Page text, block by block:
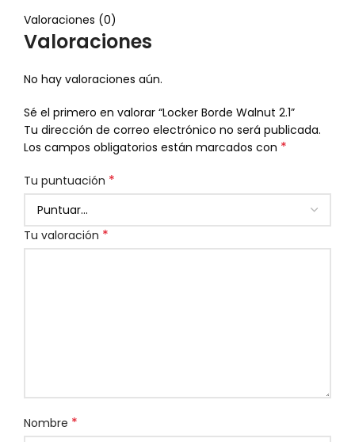
Valoraciones (0)
Valoraciones
No hay valoraciones aún.
Sé el primero en valorar “Locker Borde Walnut 2.1”
Tu dirección de correo electrónico no será publicada.
Los campos obligatorios están marcados con *
Tu puntuación *
Tu valoración *
Nombre *